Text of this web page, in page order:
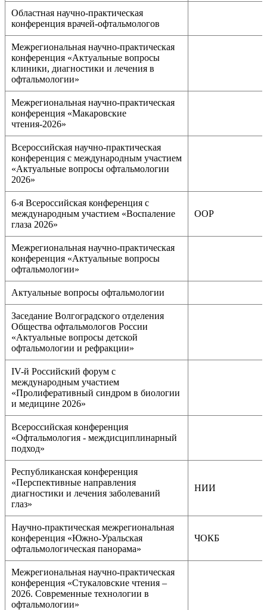
Областная научно-практическая
конференция врачей-офтальмологов
Межрегиональная научно-практическая
конференция «Актуальные вопросы
клиники, диагностики и лечения в
офтальмологии»
Межрегиональная научно-практическая
конференция «Макаровские
чтения-2026»
Всероссийская научно-практическая
конференция с международным участием
«Актуальные вопросы офтальмологии
2026»
6-я Всероссийская конференция с
международным участием «Воспаление
глаза 2026»
ООР
Межрегиональная научно-практическая
конференция «Актуальные вопросы
офтальмологии»
Актуальные вопросы офтальмологии
Заседание Волгоградского отделения
Общества офтальмологов России
«Актуальные вопросы детской
офтальмологии и рефракции»
IV-й Российский форум с
международным участием
«Пролиферативный синдром в биологии
и медицине 2026»
Всероссийская конференция
«Офтальмология - междисциплинарный
подход»
Республиканская конференция
«Перспективные направления
диагностики и лечения заболеваний
глаз»
НИИ
Научно-практическая межрегиональная
конференция «Южно-Уральская
офтальмологическая панорама»
ЧОКБ
Межрегиональная научно-практическая
конференция «Стукаловские чтения –
2026. Современные технологии в
офтальмологии»